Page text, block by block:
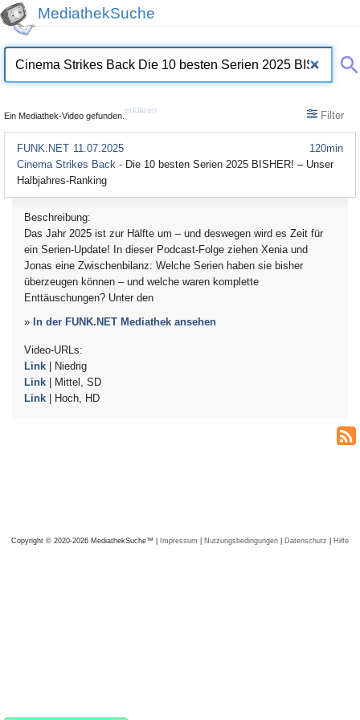
MediathekSuche
Ein Mediathek-Video gefunden.
erklären Filter
120min
FUNK.NET 11.07.2025
Cinema Strikes Back - Die 10 besten Serien 2025 BISHER! – Unser
Halbjahres-Ranking
Beschreibung:
Das Jahr 2025 ist zur Hälfte um – und deswegen wird es Zeit für
ein Serien-Update! In dieser Podcast-Folge ziehen Xenia und
Jonas eine Zwischenbilanz: Welche Serien haben sie bisher
überzeugen können – und welche waren komplette
Enttäuschungen? Unter den
» In der FUNK.NET Mediathek ansehen
Video-URLs:
Link | Niedrig
Link | Mittel, SD
Link | Hoch, HD
Copyright © 2020-2026 MediathekSuche™ | Impressum | Nutzungsbedingungen | Datenschutz | Hilfe